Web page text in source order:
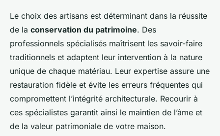
Le choix des artisans est déterminant dans la réussite
de la conservation du patrimoine. Des
professionnels spécialisés maîtrisent les savoir-faire
traditionnels et adaptent leur intervention à la nature
unique de chaque matériau. Leur expertise assure une
restauration fidèle et évite les erreurs fréquentes qui
compromettent l’intégrité architecturale. Recourir à
ces spécialistes garantit ainsi le maintien de l’âme et
de la valeur patrimoniale de votre maison.